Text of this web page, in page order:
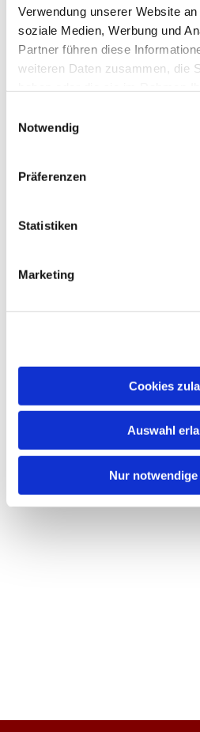
Verwendung unserer Website
soziale Medien, Werbung und
Partner führen diese
weiteren Daten zusammen, die
Notwendig
Präferenzen
Statistiken
Marketing
Cookies
Auswahl
Nur